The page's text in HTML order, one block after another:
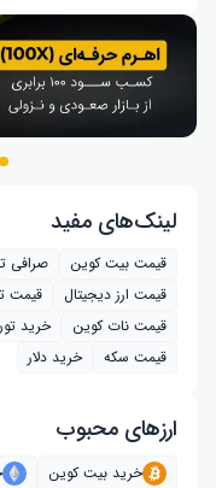
لینک‌های مفید
قیمت بیت کوین صرافی
قیمت ارز دیجیتال
قیمت
قیمت نات کوین
خرید
قیمت سکه
خرید دلار
ارز‌های محبوب
خرید بیت کوین